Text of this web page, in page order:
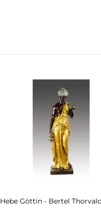
Hebe Göttin - Bertel